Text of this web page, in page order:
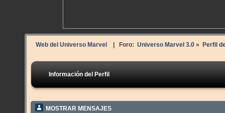
Web del Universo Marvel | Foro: Universo Marvel 3.0» Perfil
Información del Perfil
MOSTRAR MENSAJES